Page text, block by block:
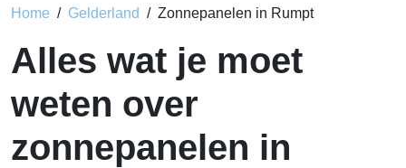
Home Gelderland Zonnepanelen in Rumpt
Alles wat je moet
weten over
zonnepanelen in